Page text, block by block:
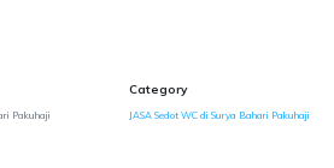
Pakuhaji
Category
JASA Sedot WC di Surya Bahari Pakuhaji